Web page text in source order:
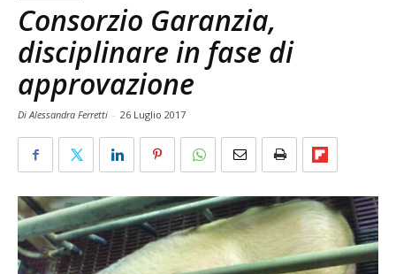
Consorzio Garanzia,
disciplinare in fase di
approvazione
Di Alessandra Ferretti - 26 Luglio 2017